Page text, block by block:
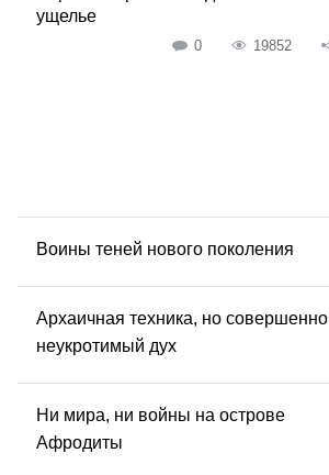
ущелье
0 19852
Воины теней нового поколения
Архаичная техника, но совершенно
неукротимый дух
Ни мира, ни войны на острове
Афродиты